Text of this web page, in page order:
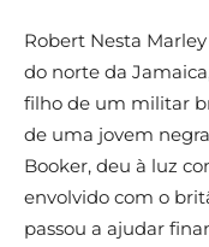
Robert Nesta
do norte da
filho de um militar
de uma jovem
Booker, deu à luz
envolvido com o
passou a ajudar